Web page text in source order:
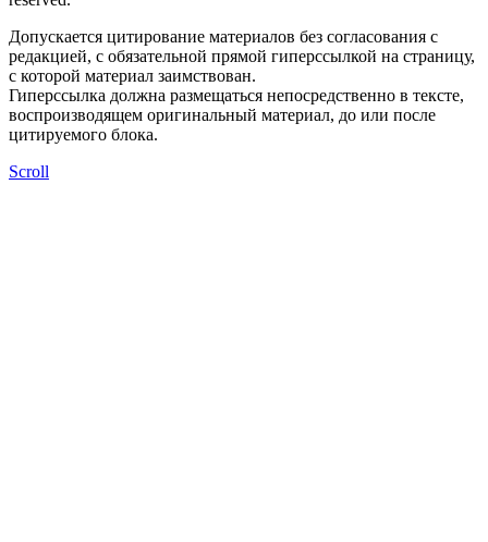
Допускается цитирование материалов без согласования с
редакцией, с обязательной прямой гиперссылкой на страницу,
с которой материал заимствован.
Гиперссылка должна размещаться непосредственно в тексте,
воспроизводящем оригинальный материал, до или после
цитируемого блока.
Scroll